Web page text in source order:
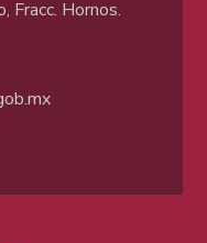
Fracc. Hornos.